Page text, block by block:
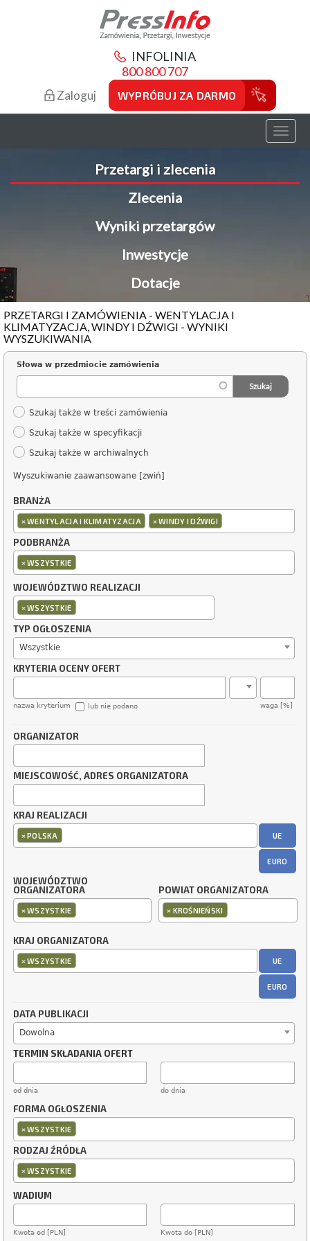
INFOLINIA
800 800 707
Zaloguj WYPRÓBUJ ZA DARMO
Toggle
Przetargi i zlecenia
Zlecenia
Wyniki przetargów
Inwestycje
Dotacje
PRZETARGI I ZAMÓWIENIA - WENTYLACJA I
KLIMATYZACJA, WINDY I DŹWIGI - WYNIKI
WYSZUKIWANIA
Słowa w przedmiocie zamówienia
Szukaj także w treści zamówienia
Szukaj także w specyfikacji
Szukaj także w archiwalnych
Wyszukiwanie zaawansowane [zwiń]
BRANŻA
×WENTYLACJA I KLIMATYZACJA ×WINDY I DŹWIGI
PODBRANŻA
×WSZYSTKIE
WOJEWÓDZTWO REALIZACJI
×WSZYSTKIE
TYP OGŁOSZENIA
Wszystkie
KRYTERIA OCENY OFERT
nazwa kryterium waga [%]
lub nie podano
ORGANIZATOR
MIEJSCOWOŚĆ, ADRES ORGANIZATORA
KRAJ REALIZACJI
×POLSKA UE
EURO
WOJEWÓDZTWO
ORGANIZATORA
×WSZYSTKIE
POWIAT ORGANIZATORA
× KROŚNIEŃSKI
KRAJ ORGANIZATORA
×WSZYSTKIE UE
EURO
DATA PUBLIKACJI
Dowolna
TERMIN SKŁADANIA OFERT
od dnia do dnia
FORMA OGŁOSZENIA
×WSZYSTKIE
RODZAJ ŹRÓDŁA
×WSZYSTKIE
WADIUM
Kwota od [PLN] Kwota do [PLN]